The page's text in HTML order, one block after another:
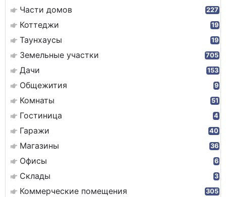
Части домов 227
Коттеджи 19
Таунхаусы 19
Земельные участки 705
Дачи 153
Общежития 9
Комнаты 51
Гостиница 4
Гаражи 40
Магазины 36
Офисы 6
Склады 3
Коммерческие помещения 305